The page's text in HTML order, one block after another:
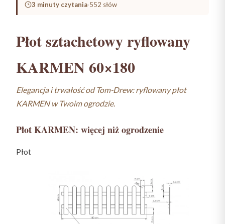
3 minuty czytania·552 słów
Płot sztachetowy ryflowany
KARMEN 60×180
Elegancja i trwałość od Tom-Drew: ryflowany płot
KARMEN w Twoim ogrodzie.
Płot KARMEN: więcej niż ogrodzenie
Płot